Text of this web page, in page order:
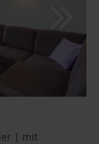
| mit